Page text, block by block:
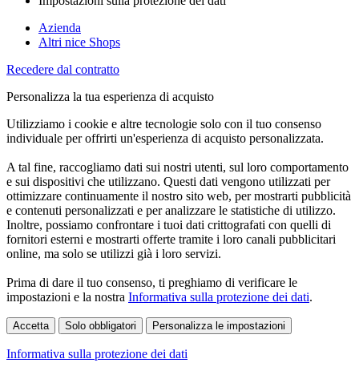
Azienda
Altri nice Shops
Recedere dal contratto
Personalizza la tua esperienza di acquisto
Utilizziamo i cookie e altre tecnologie solo con il tuo consenso
individuale per offrirti un'esperienza di acquisto personalizzata.
A tal fine, raccogliamo dati sui nostri utenti, sul loro comportamento
e sui dispositivi che utilizzano. Questi dati vengono utilizzati per
ottimizzare continuamente il nostro sito web, per mostrarti pubblicità
e contenuti personalizzati e per analizzare le statistiche di utilizzo.
Inoltre, possiamo confrontare i tuoi dati crittografati con quelli di
fornitori esterni e mostrarti offerte tramite i loro canali pubblicitari
online, ma solo se utilizzi già i loro servizi.
Prima di dare il tuo consenso, ti preghiamo di verificare le
impostazioni e la nostra Informativa sulla protezione dei dati.
Accetta Solo obbligatori Personalizza le impostazioni
Informativa sulla protezione dei dati